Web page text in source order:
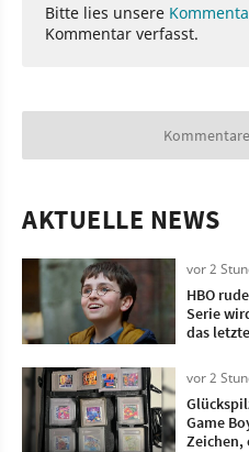
Bitte lies unsere
Kommentar verfasst.
AKTUELLE NEWS
vor 2
HBO
Serie
das
vor 2
Game
Zeichen,